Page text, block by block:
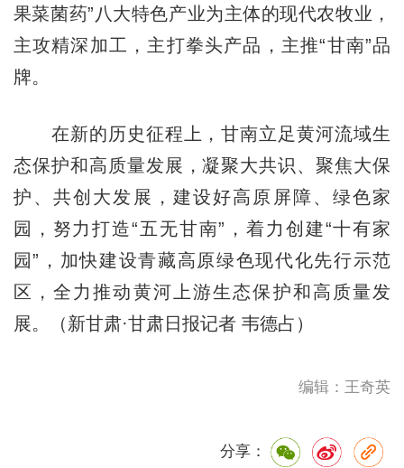
果菜菌药”八大特色产业为主体的现代农牧业，
主攻精深加工，主打拳头产品，主推“甘南”品
牌。
在新的历史征程上，甘南立足黄河流域生
态保护和高质量发展，凝聚大共识、聚焦大保
护、共创大发展，建设好高原屏障、绿色家
园，努力打造“五无甘南”，着力创建“十有家
园”，加快建设青藏高原绿色现代化先行示范
区，全力推动黄河上游生态保护和高质量发
展。（新甘肃·甘肃日报记者 韦德占）
编辑：王奇英
分享：